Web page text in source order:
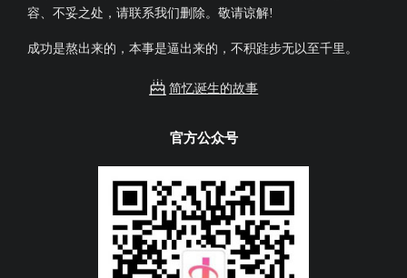
容、不妥之处，请联系我们删除。敬请谅解!
成功是熬出来的，本事是逼出来的，不积跬步无以至千里。
简忆诞生的故事
官方公众号